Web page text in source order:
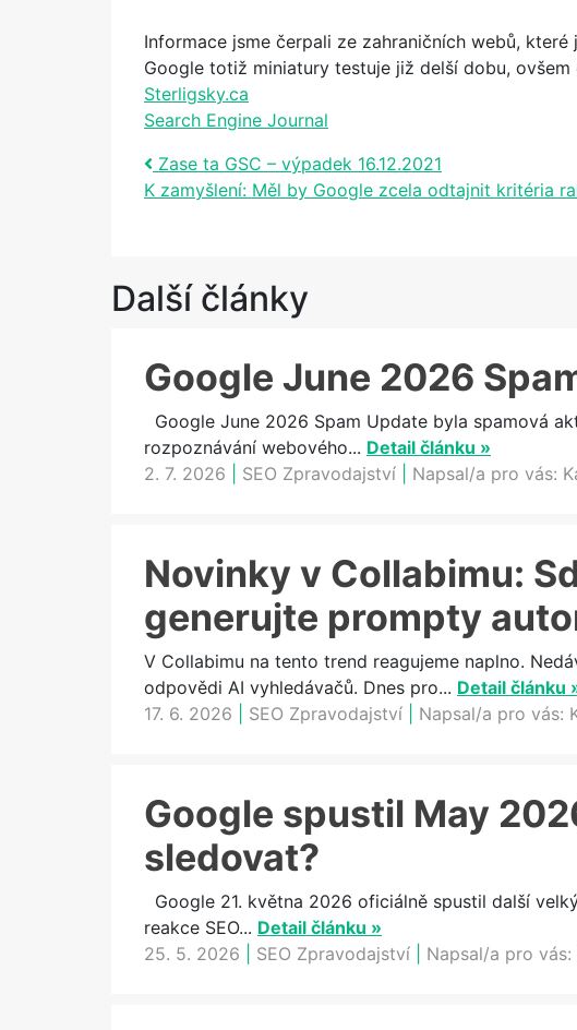
Informace jsme čerpali ze zahraničních webů,
Google totiž miniatury testuje již delší dobu,
Sterligsky.ca
Search Engine Journal
Post navigation
Zase ta GSC – výpadek 16.12.2021
K zamyšlení: Měl by Google zcela odtajnit kritéria
Další články
Google June 2026
Google June 2026 Spam Update byla spamová
rozpoznávání webového... Detail článku »
2. 7. 2026
SEO Zpravodajství Napsal/a pro vás:
Novinky v Collabimu:
generujte prompty
V Collabimu na tento trend reagujeme naplno.
odpovědi AI vyhledávačů. Dnes pro... Detail článku
17. 6. 2026
SEO Zpravodajství Napsal/a pro vás:
Google spustil May
sledovat?
Google 21. května 2026 oficiálně spustil další
reakce SEO... Detail článku »
25. 5. 2026
SEO Zpravodajství Napsal/a pro vás: